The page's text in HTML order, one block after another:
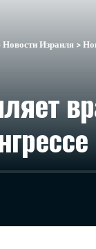
Новости Израиля >